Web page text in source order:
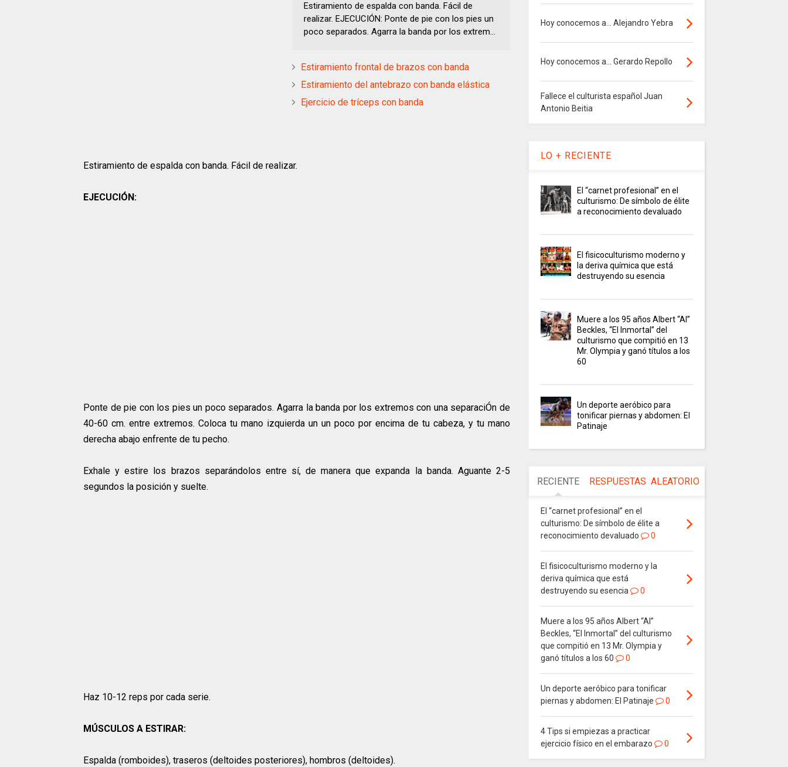
Estiramiento de espalda con banda. Fácil de
realizar. EJECUCIÓN: Ponte de pie con los pies un
poco separados. Agarra la banda por los extrem...
Estiramiento frontal de brazos con banda
Estiramiento del antebrazo con banda elástica
Ejercicio de tríceps con banda
Estiramiento de espalda con banda. Fácil de realizar.
EJECUCIÓN:
Ponte de pie con los pies un poco separados. Agarra la banda por los extremos con una separaciÓn de
40-60 cm. entre extremos. Coloca tu mano izquierda un un poco por encima de tu cabeza, y tu mano
derecha abajo enfrente de tu pecho.
Exhale y estire los brazos separándolos entre sí, de manera que expanda la banda. Aguante 2-5
segundos la posición y suelte.
Haz 10-12 reps por cada serie.
MÚSCULOS A ESTIRAR:
Espalda (romboides), traseros (deltoides posteriores), hombros (deltoides).
Hoy conocemos a... Alejandro Yebra
Hoy conocemos a... Gerardo Repollo
Fallece el culturista español Juan
Antonio Beitia
LO + RECIENTE
El “carnet profesional” en el
culturismo: De símbolo de élite
a reconocimiento devaluado
El fisicoculturismo moderno y
la deriva química que está
destruyendo su esencia
Muere a los 95 años Albert “Al”
Beckles, “El Inmortal” del
culturismo que compitió en 13
Mr. Olympia y ganó títulos a los
60
Un deporte aeróbico para
tonificar piernas y abdomen: El
Patinaje
RECIENTE RESPUESTAS ALEATORIO
El “carnet profesional” en el
culturismo: De símbolo de élite a
reconocimiento devaluado
0
El fisicoculturismo moderno y la
deriva química que está
destruyendo su esencia
0
Muere a los 95 años Albert “Al”
Beckles, “El Inmortal” del culturismo
que compitió en 13 Mr. Olympia y
ganó títulos a los 60
0
Un deporte aeróbico para tonificar
piernas y abdomen: El Patinaje
0
4 Tips si empiezas a practicar
ejercicio físico en el embarazo
0